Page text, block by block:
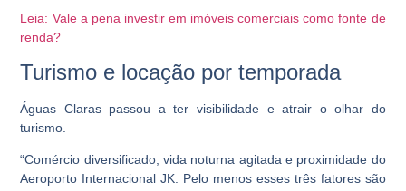
Leia: Vale a pena investir em imóveis comerciais como fonte de
renda?
Turismo e locação por temporada
Águas Claras passou a ter visibilidade e atrair o olhar do
turismo.
“Comércio diversificado, vida noturna agitada e proximidade do
Aeroporto Internacional JK. Pelo menos esses três fatores são